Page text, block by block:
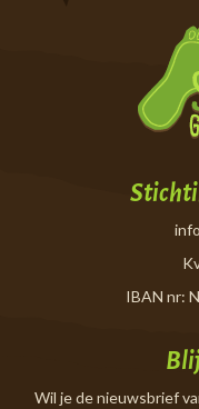
IBAN nr:
Wil je de nieuwsbrief